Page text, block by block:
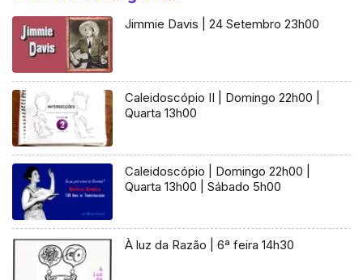
Jimmie Davis | 24 Setembro 23h00
Caleidoscópio II | Domingo 22h00 |
Quarta 13h00
Caleidoscópio | Domingo 22h00 |
Quarta 13h00 | Sábado 5h00
À luz da Razão | 6ª feira 14h30